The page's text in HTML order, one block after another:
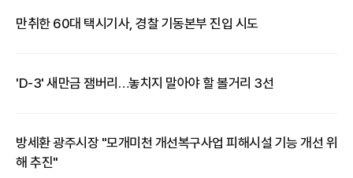
만취한 60대 택시기사, 경찰 기동본부 진입 시도
'D-3' 새만금 잼버리…놓치지 말아야 할 볼거리 3선
방세환 광주시장 "모개미천 개선복구사업 피해시설 기능 개선 위
해 추진"